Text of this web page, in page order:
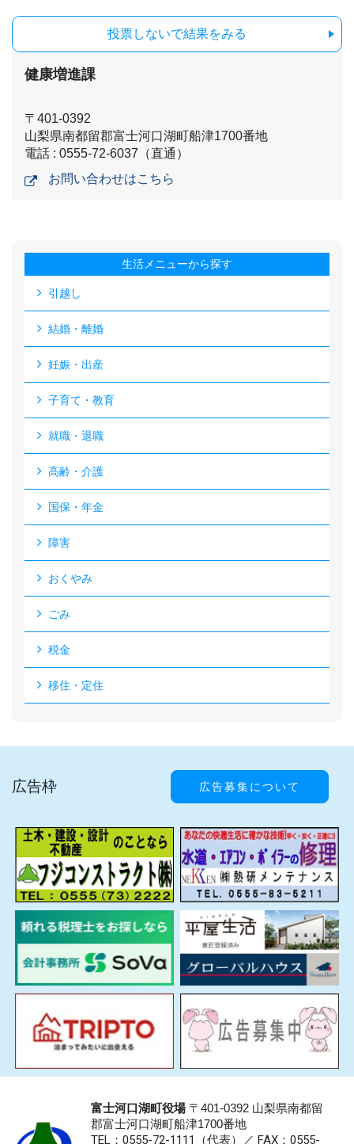
投票しないで結果をみる
健康増進課
〒401-0392
山梨県南都留郡富士河口湖町船津1700番地
電話 : 0555-72-6037（直通）
お問い合わせはこちら
生活メニューから探す
引越し
結婚・離婚
妊娠・出産
子育て・教育
就職・退職
高齢・介護
国保・年金
障害
おくやみ
ごみ
税金
移住・定住
広告枠 広告募集について
富士河口湖町役場〒401-0392 山梨県南都留
郡富士河口湖町船津1700番地
TEL：0555-72-1111 （代表）／ FAX：0555-